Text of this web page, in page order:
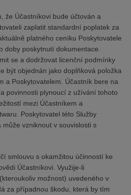
že Účastníkovi bude účtován a
zaplatit standardní poplatek za
platného ceníku Poskytovatele
doby poskytnutí dokumentace.
se a dodržovat licenční podmínky
být objednán jako doplňková položka
a Poskytovatelem. Účastník bere na
povinnosti plynoucí z užívání tohoto
mezi Účastníkem a
Poskytovatel této Služby
vzniknout v souvislosti s
smlouvu s okamžitou účinností ke
Účastníkovi. Využije-li
možnost) uvedeného v
za případnou škodu, která by tím